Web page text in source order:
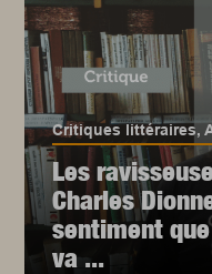
Critiques littéraires,
Les
Charles
sentiment
va ...